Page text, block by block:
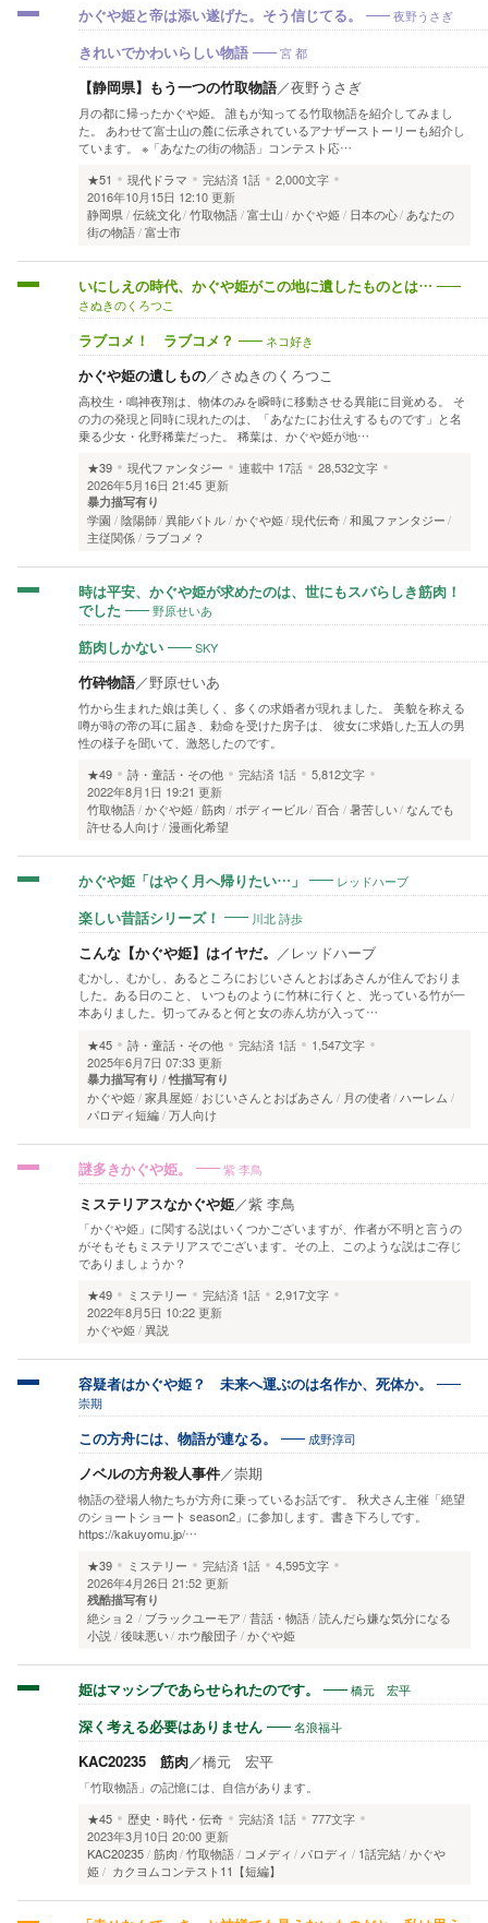
かぐや姫と帝は添い遂げた。そう信じてる。 夜野うさぎ
きれいでかわいらしい物語 宮 都
【静岡県】もう一つの竹取物語／夜野うさぎ
月の都に帰ったかぐや姫。 誰もが知ってる竹取物語を紹介してみまし
た。 あわせて富士山の麓に伝承されているアナザーストーリーも紹介し
ています。 ※「あなたの街の物語」コンテスト応…
★51
現代ドラマ 完結済 1話
2,000文字
2016年10月15日 12:10 更新
静岡県 伝統文化 竹取物語 富士山 かぐや姫 日本の心 あなたの
街の物語 富士市
いにしえの時代、かぐや姫がこの地に遺したものとは…
さぬきのくろつこ
ラブコメ！ ラブコメ？ ネコ好き
かぐや姫の遺しもの／さぬきのくろつこ
高校生・鳴神夜翔は、物体のみを瞬時に移動させる異能に目覚める。 そ
の力の発現と同時に現れたのは、「あなたにお仕えするものです」と名
乗る少女・化野稀葉だった。 稀葉は、かぐや姫が地…
★39
現代ファンタジー 連載中 17話
28,532文字
2026年5月16日 21:45 更新
暴力描写有り
学園 陰陽師 異能バトル かぐや姫 現代伝奇 和風ファンタジー
主従関係
ラブコメ？
時は平安、かぐや姫が求めたのは、世にもスバらしき筋肉！
でした
野原せいあ
筋肉しかない SKY
竹砕物語／野原せいあ
竹から生まれた娘は美しく、多くの求婚者が現れました。 美貌を称える
噂が時の帝の耳に届き、勅命を受けた房子は、 彼女に求婚した五人の男
性の様子を聞いて、激怒したのです。
★49
詩・童話・その他 完結済 1話
5,812文字
2022年8月1日 19:21 更新
竹取物語 かぐや姫 筋肉 ボディービル 百合 暑苦しい なんでも
許せる人向け
漫画化希望
かぐや姫「はやく月へ帰りたい…」 レッドハーブ
楽しい昔話シリーズ！ 川北 詩歩
こんな【かぐや姫】はイヤだ。 ／ レッドハーブ
むかし、むかし、あるところにおじいさんとおばあさんが住んでおりま
した。ある日のこと、 いつものように竹林に行くと、光っている竹が一
本ありました。切ってみると何と女の赤ん坊が入って…
★45
詩・童話・その他 完結済 1話
1,547文字
2025年6月7日 07:33 更新
暴力描写有り 性描写有り
かぐや姫 家具屋姫 おじいさんとおばあさん 月の使者 ハーレム
パロディ短編 万人向け
謎多きかぐや姫。 紫 李鳥
ミステリアスなかぐや姫／紫 李鳥
「かぐや姫」に関する説はいくつかございますが、作者が不明と言うの
がそもそもミステリアスでございます。その上、このような説はご存じ
でありましょうか？
★49
ミステリー 完結済 1話
2,917文字
2022年8月5日 10:22 更新
かぐや姫 異説
容疑者はかぐや姫？ 未来へ運ぶのは名作か、死体か。
崇期
この方舟には、物語が連なる。 成野淳司
ノベルの方舟殺人事件／崇期
物語の登場人物たちが方舟に乗っているお話です。 秋犬さん主催「絶望
のショートショート season2」に参加します。書き下ろしです。
https://kakuyomu.jp/…
★39
ミステリー 完結済 1話
4,595文字
2026年4月26日 21:52 更新
残酷描写有り
絶ショ２ ブラックユーモア 昔話・物語 読んだら嫌な気分になる
小説 後味悪い ホウ酸団子 かぐや姫
姫はマッシブであらせられたのです。 橋元 宏平
深く考える必要はありません 名浪福斗
KAC20235 筋肉／橋元 宏平
「竹取物語」の記憶には、自信があります。
★45
歴史・時代・伝奇 完結済 1話
777文字
2023年3月10日 20:00 更新
KAC20235 筋肉 竹取物語 コメディ パロディ 1話完結 かぐや
姫
カクヨムコンテスト11【短編】